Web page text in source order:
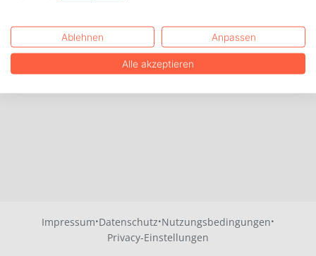
Impressum·Datenschutz·Nutzungsbedingungen·
Privacy-Einstellungen
Ablehnen Anpassen
Alle akzeptieren